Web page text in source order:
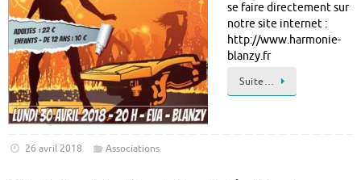
se faire directement sur
notre site internet :
http://www.harmonie-
blanzy.fr
Suite…
26 avril 2018 Associations